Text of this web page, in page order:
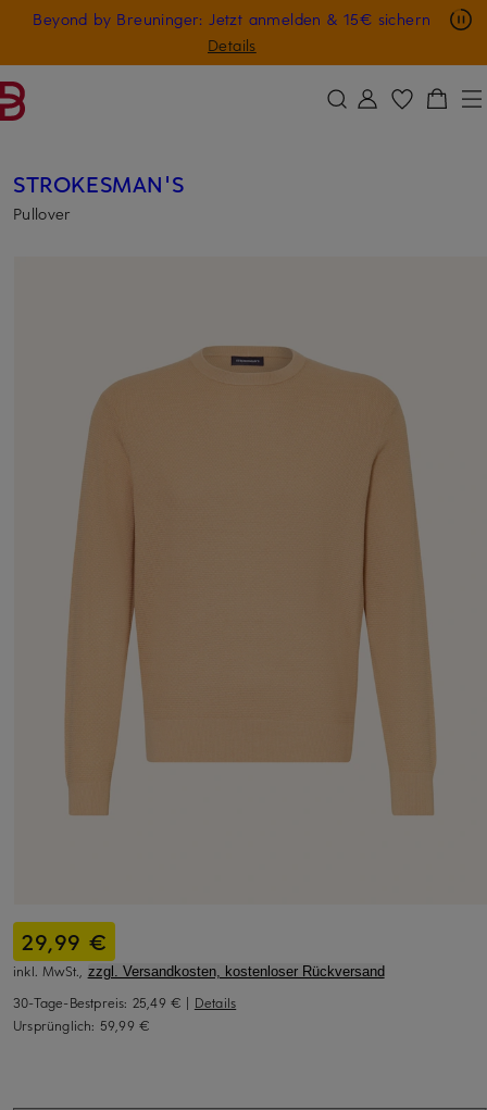
ZUM HAUPTINHALT ÜBERSPRINGEN
Beyond by Breuninger: Jetzt anmelden & 15€ sichern
Details
Nur in der App: -10 € auf digitale Geschenkkarten
GESCHENK20
STROKESMAN'S
Pullover
29,99 €
inkl. MwSt., zzgl. Versandkosten, kostenloser Rückversand
30-Tage-Bestpreis: 25,49 € | Details
Ursprünglich: 59,99 €